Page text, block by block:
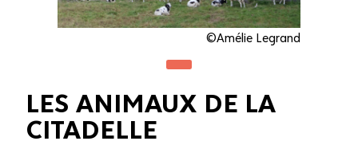
©Amélie Legrand
LES ANIMAUX DE LA
CITADELLE